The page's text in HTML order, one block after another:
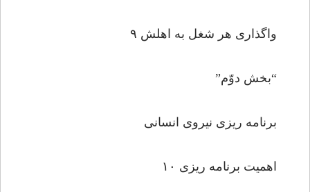
واگذارى هر شغل به اهلش ۹
“بخش دوّم”
برنامه ریزى نیروى انسانى
اهمیت برنامه ریزى ۱۰